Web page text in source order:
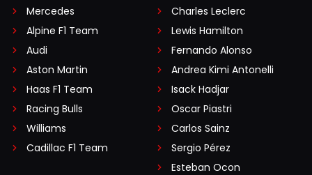
Mercedes
Alpine F1 Team
Audi
Aston Martin
Haas F1 Team
Racing Bulls
Williams
Cadillac F1 Team
Charles Leclerc
Lewis Hamilton
Fernando Alonso
Andrea Kimi Antonelli
Isack Hadjar
Oscar Piastri
Carlos Sainz
Sergio Pérez
Esteban Ocon